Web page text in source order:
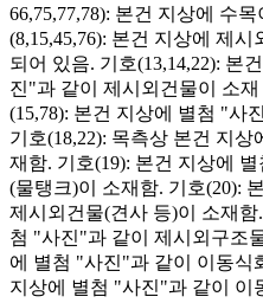
66,75,77,78): 본건 지상에 수
(8,15,45,76): 본건 지상에 제
되어 있음. 기호(13,14,22): 본
진"과 같이 제시외건물이 소
(15,78): 본건 지상에 별첨 "사
기호(18,22): 목측상 본건 지
재함. 기호(19): 본건 지상에
(물탱크)이 소재함. 기호(20):
제시외건물(견사 등)이 소재
첨 "사진"과 같이 제시외구조
에 별첨 "사진"과 같이 이동식
지상에 별첨 "사진"과 같이 이